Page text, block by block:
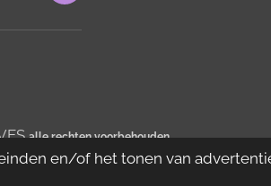
en/of het tonen van
alle rechten voorbehouden